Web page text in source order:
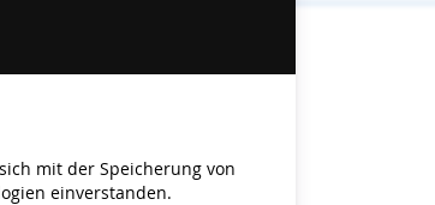
mit der Speicherung von
einverstanden.